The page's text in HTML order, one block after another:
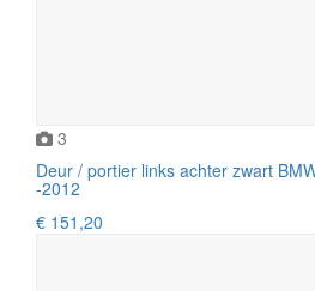
3
Deur / portier links achter zwart
-2012
€ 151,20